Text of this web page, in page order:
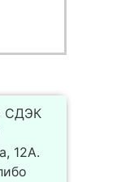
СДЭК
12А.